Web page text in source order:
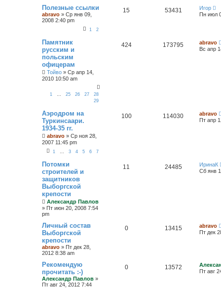
Полезные ссылки
abravo » Ср янв 09,
2008 2:40 pm
1 2
15 53431
Игор
Пн июл
Памятник
русским и
польским
офицерам
Тойво » Ср апр 14,
2010 10:50 am
1 25 26 27
28
29
424 173795
abravo
Вс апр
Аэродром на
Туркинсаари.
1934-35 гг.
abravo » Ср ноя 28,
2007 11:45 pm
1 3 4 5 6 7
100 114030
abravo
Пт апр
Потомки
строителей и
защитников
Выборгской
крепости
Александр Павлов
» Пт июн 20, 2008 7:54
pm
11 24485
ИринаК
Сб янв
Личный состав
Выборгской
крепости
abravo » Пт дек 28,
2012 8:38 am
0 13415
abravo
Пт дек
Рекомендую
прочитать :-)
Александр Павлов »
Пт авг 24, 2012 7:44
0 13572
Пт авг